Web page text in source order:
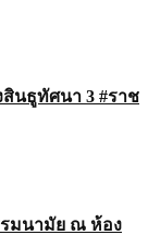
สินธูทัศนา 3 #ราช
รมนามัย ณ ห้อง